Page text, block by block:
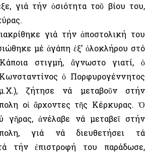
γιά τήν ὁσιότητα τοῦ βίου του,
γιά τήν ἀποστολική του
μέ ἀγάπη ἐξ’ ὁλοκλήρου στό
στιγμή, ἄγνωστο γιατί, ὁ
ὁ Πορφυρογέννητος
ζήτησε νά μεταβοῦν στήν
οἱ ἄρχοντες τῆς Κέρκυρας. Ὁ
γῆρας, ἀνέλαβε νά μεταβεῖ στήν
γιά νά διευθετήσει τά
τήν ἐπιστροφή του παράδωσε,